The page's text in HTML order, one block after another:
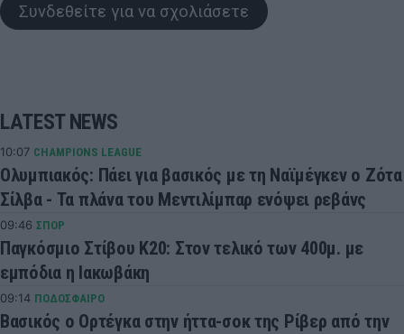
Συνδεθείτε για να σχολιάσετε
LATEST NEWS
10:07 CHAMPIONS LEAGUE
Ολυμπιακός: Πάει για βασικός με τη Ναϊμέγκεν ο Ζότα
Σίλβα - Τα πλάνα του Μεντιλίμπαρ ενόψει ρεβάνς
09:46 ΣΠΟΡ
Παγκόσμιο Στίβου Κ20: Στον τελικό των 400μ. με
εμπόδια η Ιακωβάκη
09:14 ΠΟΔΟΣΦΑΙΡΟ
Βασικός ο Ορτέγκα στην ήττα-σοκ της Ρίβερ από την